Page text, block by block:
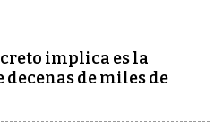
implica es la
de miles de